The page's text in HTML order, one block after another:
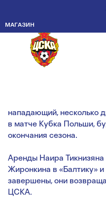
МАГАЗИН
ПОЛЬШЕ ДО
НОВОСТИ КОМАНДЫ
нападающий, несколько
в матче Кубка Польши,
окончания сезона.
Аренды Наира Тикнизяна
Жиронкина в «Балтику»
завершены, они
ЦСКА.